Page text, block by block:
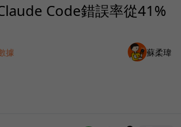
Code錯誤率從41%
據 蘇柔瑋